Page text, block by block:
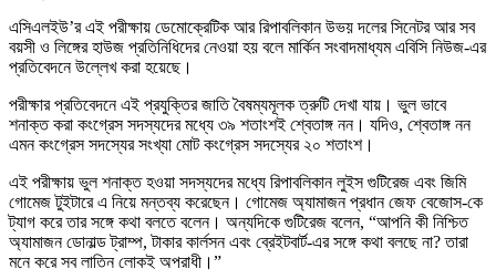
এসিএলইউ’র এই পরীক্ষায় ডেমোক্রেটিক আর রিপাবলিকান উভয় দলের সিনেটর আর সব
বয়সী ও লিঙ্গের হাউজ প্রতিনিধিদের নেওয়া হয় বলে মার্কিন সংবাদমাধ্যম এবিসি নিউজ-এর
প্রতিবেদনে উল্লেখ করা হয়েছে।
পরীক্ষার প্রতিবেদনে এই প্রযুক্তির জাতি বৈষম্যমূলক ত্রুটি দেখা যায়। ভুল ভাবে
শনাক্ত করা কংগ্রেস সদস্যদের মধ্যে ৩৯ শতাংশই শ্বেতাঙ্গ নন। যদিও, শ্বেতাঙ্গ নন
এমন কংগ্রেস সদস্যের সংখ্যা মোট কংগ্রেস সদস্যের ২০ শতাংশ।
এই পরীক্ষায় ভুল শনাক্ত হওয়া সদস্যদের মধ্যে রিপাবলিকান লুইস গুটিরেজ এবং জিমি
গোমেজ টুইটারে এ নিয়ে মন্তব্য করেছেন। গোমেজ অ্যামাজন প্রধান জেফ বেজোস-কে
ট্যাগ করে তার সঙ্গে কথা বলতে বলেন। অন্যদিকে গুটিরেজ বলেন, “আপনি কী নিশ্চিত
অ্যামাজন ডোনাল্ড ট্রাম্প, টাকার কার্লসন এবং ব্রেইটবার্ট-এর সঙ্গে কথা বলছে না? তারা
মনে করে সব লাতিন লোকই অপরাধী।”